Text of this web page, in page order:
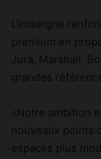
L’enseigne
premium en
Jura, Marshall,
grandes
«Notre ambition
nouveaux points
espaces plus